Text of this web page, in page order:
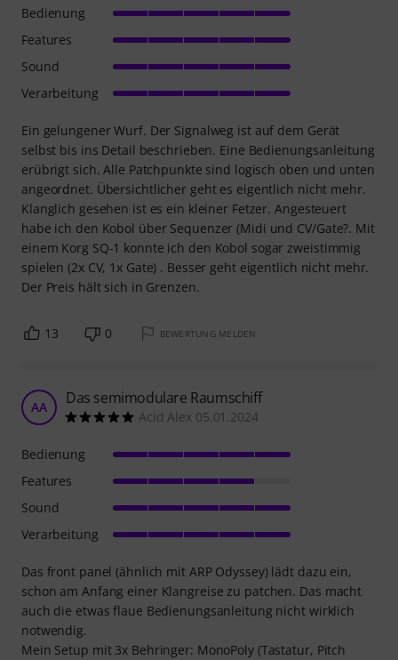
Ein gelungener Wurf. Der Signalweg ist auf dem Gerät
selbst bis ins Detail beschrieben. Eine Bedienungsanleitung
erübrigt sich. Alle Patchpunkte sind logisch oben und unten
angeordnet. Übersichtlicher geht es eigentlich nicht mehr.
Klanglich gesehen ist es ein kleiner Fetzer. Angesteuert
habe ich den Kobol über Sequenzer (Midi und CV/Gate?. Mit
einem Korg SQ-1 konnte ich den Kobol sogar zweistimmig
spielen (2x CV, 1x Gate) . Besser geht eigentlich nicht mehr.
Der Preis hält sich in Grenzen.
Bedienung
Features
Sound
Verarbeitung
13 0 BEWERTUNG MELDEN
AA Das semimodulare Raumschiff
Acid Alex 05.01.2024
Das front panel (ähnlich mit ARP Odyssey) lädt dazu ein,
schon am Anfang einer Klangreise zu patchen. Das macht
auch die etwas flaue Bedienungsanleitung nicht wirklich
notwendig.
Mein Setup mit 3x Behringer: MonoPoly (Tastatur, Pitch
Bedienung
Features
Sound
Verarbeitung